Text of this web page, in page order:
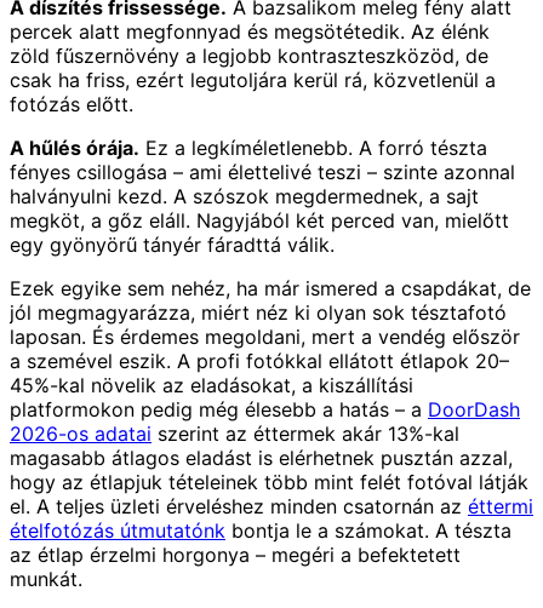
A díszítés frissessége. A bazsalikom meleg fény alatt
percek alatt megfonnyad és megsötétedik. Az élénk
zöld fűszernövény a legjobb kontraszteszközöd, de
csak ha friss, ezért legutoljára kerül rá, közvetlenül a
fotózás előtt.
A hűlés órája. Ez a legkíméletlenebb. A forró tészta
fényes csillogása – ami élettelivé teszi – szinte azonnal
halványulni kezd. A szószok megdermednek, a sajt
megköt, a gőz eláll. Nagyjából két perced van, mielőtt
egy gyönyörű tányér fáradttá válik.
Ezek egyike sem nehéz, ha már ismered a csapdákat, de
jól megmagyarázza, miért néz ki olyan sok tésztafotó
laposan. És érdemes megoldani, mert a vendég először
a szemével eszik. A profi fotókkal ellátott étlapok 20–
45%-kal növelik az eladásokat, a kiszállítási
platformokon pedig még élesebb a hatás – a DoorDash
2026-os adatai szerint az éttermek akár 13%-kal
magasabb átlagos eladást is elérhetnek pusztán azzal,
hogy az étlapjuk tételeinek több mint felét fotóval látják
el. A teljes üzleti érveléshez minden csatornán az éttermi
ételfotózás útmutatónk bontja le a számokat. A tészta
az étlap érzelmi horgonya – megéri a befektetett
munkát.